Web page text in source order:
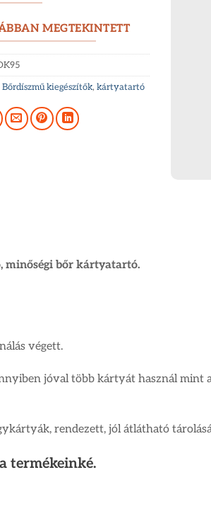
MEGTEKINTETT
Bőrdíszmű kiegészítők,kártyatartó
minőségi bőr kártyatartó.
végett.
jóval több kártyát használ mint
rendezett, jól átlátható
termékeinké.